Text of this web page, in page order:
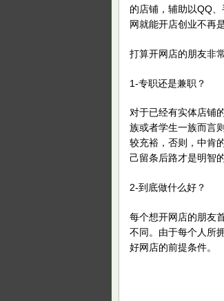
的店铺，辅助以QQ
网就能开店创业不再
打算开网店的朋友非
1-专职还是兼职？
对于已经有实体店铺
族或者学生一族而言
较充裕，否则，中肯
己留条后路才是明智
2-到底做什么好？
每个想开网店的朋友
不同。由于每个人所
好网店的前提条件。